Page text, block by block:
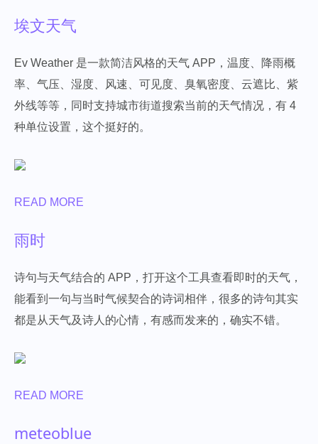
埃文天气
Ev Weather 是一款简洁风格的天气 APP，温度、降雨概
率、气压、湿度、风速、可见度、臭氧密度、云遮比、紫
外线等等，同时支持城市街道搜索当前的天气情况，有 4
种单位设置，这个挺好的。
READ MORE
雨时
诗句与天气结合的 APP，打开这个工具查看即时的天气，
能看到一句与当时气候契合的诗词相伴，很多的诗句其实
都是从天气及诗人的心情，有感而发来的，确实不错。
READ MORE
meteoblue